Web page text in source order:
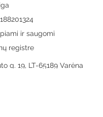
ir saugomi
registre
g. 19, LT-65189 Varėna